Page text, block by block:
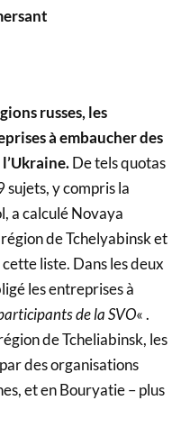
russes, les
à embaucher des
De tels quotas
y compris la
a calculé Novaya
de Tchelyabinsk et
liste. Dans les deux
les entreprises à
de la SVO« .
de Tcheliabinsk, les
des organisations
et en Bouryatie – plus